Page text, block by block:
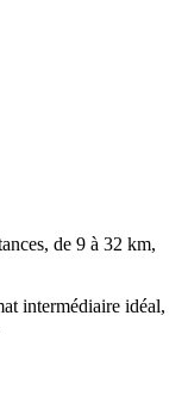
de 9 à 32 km,
intermédiaire idéal,